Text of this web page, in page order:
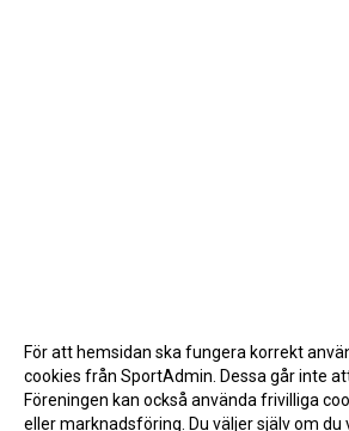
För att hemsidan ska fungera korrekt
cookies från SportAdmin. Dessa går inte
Föreningen kan också använda frivilliga
eller marknadsföring. Du väljer själv om du